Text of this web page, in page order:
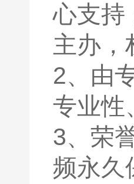
心支持
主办，
2、由
专业性
3、荣
频永久